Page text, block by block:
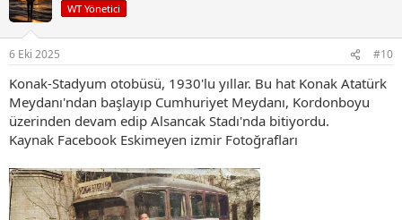
WT Yönetici
6 Eki 2025 #10
Konak-Stadyum otobüsü, 1930'lu yıllar. Bu hat Konak Atatürk
Meydanı'ndan başlayıp Cumhuriyet Meydanı, Kordonboyu
üzerinden devam edip Alsancak Stadı'nda bitiyordu.
Kaynak Facebook Eskimeyen izmir Fotoğrafları